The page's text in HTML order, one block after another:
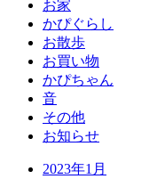
お家
かぴぐらし
お散歩
お買い物
かぴちゃん
音
その他
お知らせ
2023年1月